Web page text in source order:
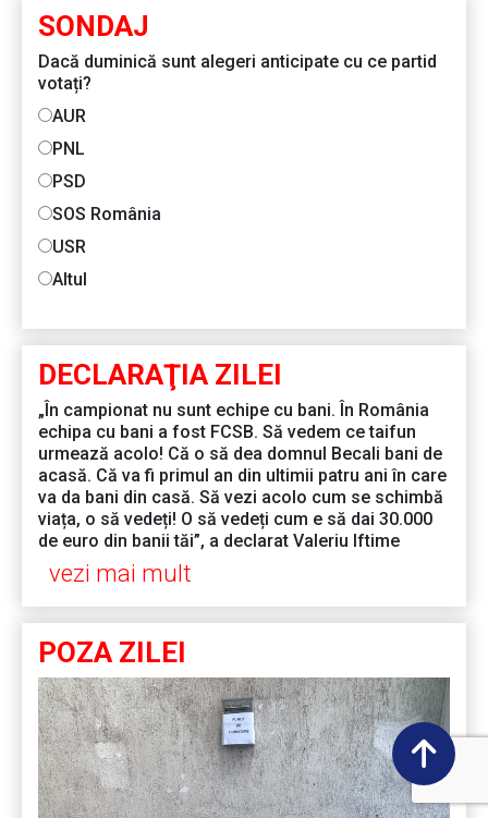
SONDAJ
Dacă duminică sunt alegeri anticipate cu ce partid
votați?
AUR
PNL
PSD
SOS România
USR
Altul
DECLARAŢIA ZILEI
„În campionat nu sunt echipe cu bani. În România
echipa cu bani a fost FCSB. Să vedem ce taifun
urmează acolo! Că o să dea domnul Becali bani de
acasă. Că va fi primul an din ultimii patru ani în care
va da bani din casă. Să vezi acolo cum se schimbă
viața, o să vedeți! O să vedeți cum e să dai 30.000
de euro din banii tăi”, a declarat Valeriu Iftime
vezi mai mult
POZA ZILEI